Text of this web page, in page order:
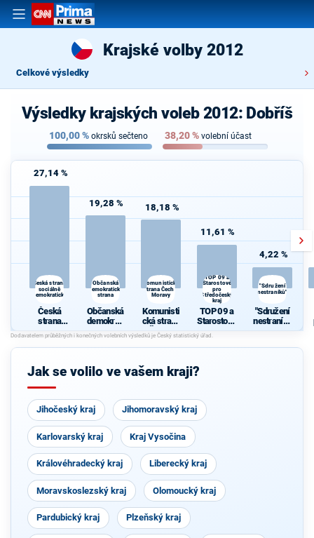
Krajské volby 2012
Celkové výsledky
Výsledky krajských voleb 2012: Dobříš
100,00% okrsků sečteno 38,20% volební účast
27,14 %
Česká strana
sociálně
demokratická
Česká
strana
sociálně
demokrati
cká
19,28 %
Občanská
demokratická
strana
Občanská
demokrati
cká strana
18,18 %
Komunistická
strana Čech a
Moravy
Komunisti
cká strana
Čech a
Moravy
11,61 %
TOP 09 a
Starostové
pro
Středočeský
kraj
TOP 09 a
Starostové
pro
Středočes
ký kraj
4,22 %
"Sdružení
nestraníků"
"Sdružení
nestraníků
"
Jak se volilo ve vašem kraji?
Jihočeský kraj Jihomoravský kraj
Karlovarský kraj Kraj Vysočina
Královéhradecký kraj Liberecký kraj
Moravskoslezský kraj Olomoucký kraj
Pardubický kraj Plzeňský kraj